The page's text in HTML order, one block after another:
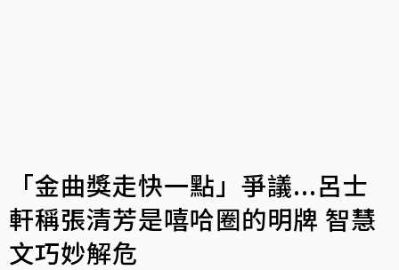
「金曲獎走快一點」爭議...呂士
軒稱張清芳是嘻哈圈的明牌 智慧
文巧妙解危